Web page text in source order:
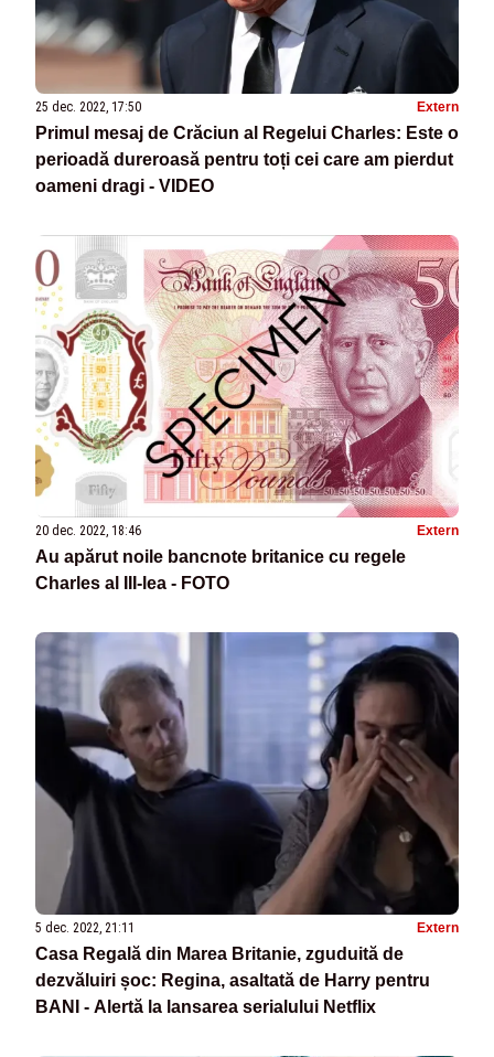
25 dec. 2022, 17:50 Extern
Primul mesaj de Crăciun al Regelui Charles: Este o
perioadă dureroasă pentru toți cei care am pierdut
oameni dragi - VIDEO
20 dec. 2022, 18:46 Extern
Au apărut noile bancnote britanice cu regele
Charles al III-lea - FOTO
5 dec. 2022, 21:11 Extern
Casa Regală din Marea Britanie, zguduită de
dezvăluiri șoc: Regina, asaltată de Harry pentru
BANI - Alertă la lansarea serialului Netflix